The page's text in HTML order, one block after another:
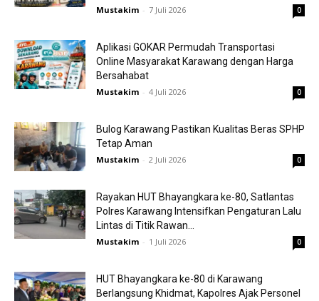
Mustakim - 7 Juli 2026 0
Aplikasi GOKAR Permudah Transportasi
Online Masyarakat Karawang dengan Harga
Bersahabat
Mustakim - 4 Juli 2026 0
Bulog Karawang Pastikan Kualitas Beras SPHP
Tetap Aman
Mustakim - 2 Juli 2026 0
Rayakan HUT Bhayangkara ke-80, Satlantas
Polres Karawang Intensifkan Pengaturan Lalu
Lintas di Titik Rawan...
Mustakim - 1 Juli 2026 0
HUT Bhayangkara ke-80 di Karawang
Berlangsung Khidmat, Kapolres Ajak Personel